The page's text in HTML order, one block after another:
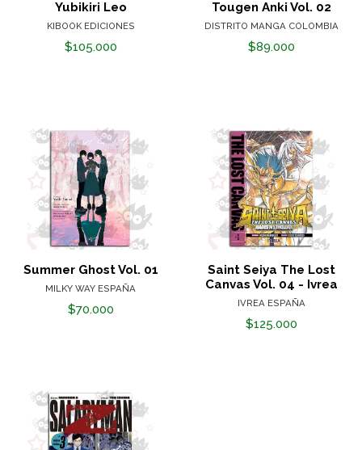
Yubikiri Leo
KIBOOK EDICIONES
$105.000
Tougen Anki Vol. 02
DISTRITO MANGA COLOMBIA
$89.000
Summer Ghost Vol. 01
MILKY WAY ESPAÑA
$70.000
Saint Seiya The Lost
Canvas Vol. 04 - Ivrea
IVREA ESPAÑA
$125.000